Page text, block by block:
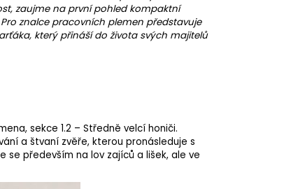
zaujme na první pohled kompaktní
znalce pracovních plemen představuje
který přináší do života svých majitelů
sekce 1.2 – Středně velcí honiči.
a štvaní zvěře, kterou pronásleduje s
se především na lov zajíců a lišek, ale ve